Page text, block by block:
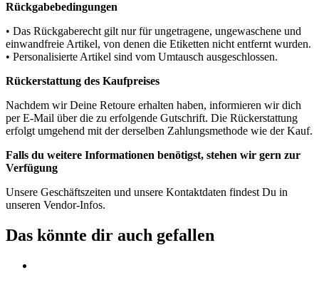
Rückgabebedingungen
• Das Rückgaberecht gilt nur für ungetragene, ungewaschene und
einwandfreie Artikel, von denen die Etiketten nicht entfernt wurden.
• Personalisierte Artikel sind vom Umtausch ausgeschlossen.
Rückerstattung des Kaufpreises
Nachdem wir Deine Retoure erhalten haben, informieren wir dich
per E-Mail über die zu erfolgende Gutschrift. Die Rückerstattung
erfolgt umgehend mit der derselben Zahlungsmethode wie der Kauf.
Falls du weitere Informationen benötigst, stehen wir gern zur
Verfügung
Unsere Geschäftszeiten und unsere Kontaktdaten findest Du in
unseren Vendor-Infos.
Das könnte dir auch gefallen